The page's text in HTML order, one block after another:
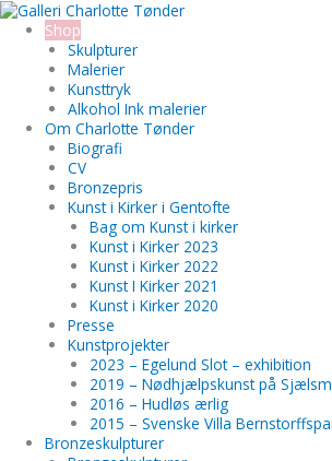
Gå
indholdet
Shop
Skulpturer
Malerier
Kunsttryk
Alkohol Ink malerier
Om Charlotte Tønder
Biografi
CV
Bronzepris
Kunst i Kirker i Gentofte
Bag om Kunst i kirker
Kunst i Kirker 2023
Kunst i Kirker 2022
Kunst I Kirker 2021
Kunst i Kirker 2020
Presse
Kunstprojekter
2023 – Egelund Slot – exhibition
2019 – Nødhjælpskunst på
2016 – Hudløs ærlig
2015 – Svenske Villa
Bronzeskulpturer
Search...